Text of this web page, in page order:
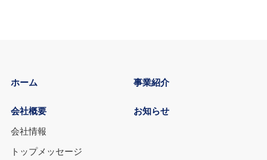
ホーム
会社概要
会社情報
トップメッセージ
事業紹介
お知らせ